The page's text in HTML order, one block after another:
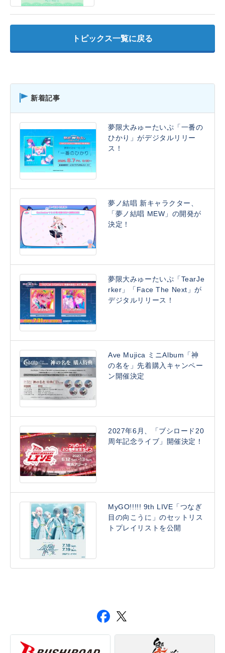
トピックス一覧に戻る
新着記事
夢限大みゅーたいぷ「一番の
ひかり」がデジタルリリー
ス！
夢ノ結唱 新キャラクター、
「夢ノ結唱 MEW」の開発が
決定！
夢限大みゅーたいぷ「TearJe
rker」「Face The Next」が
デジタルリリース！
Ave Mujica ミニAlbum「神
の名を」先着購入キャンペー
ン開催決定
2027年6月、「ブシロード20
周年記念ライブ」開催決定！
MyGO!!!!! 9th LIVE「つなぎ
目の向こうに」のセットリス
トプレイリストを公開